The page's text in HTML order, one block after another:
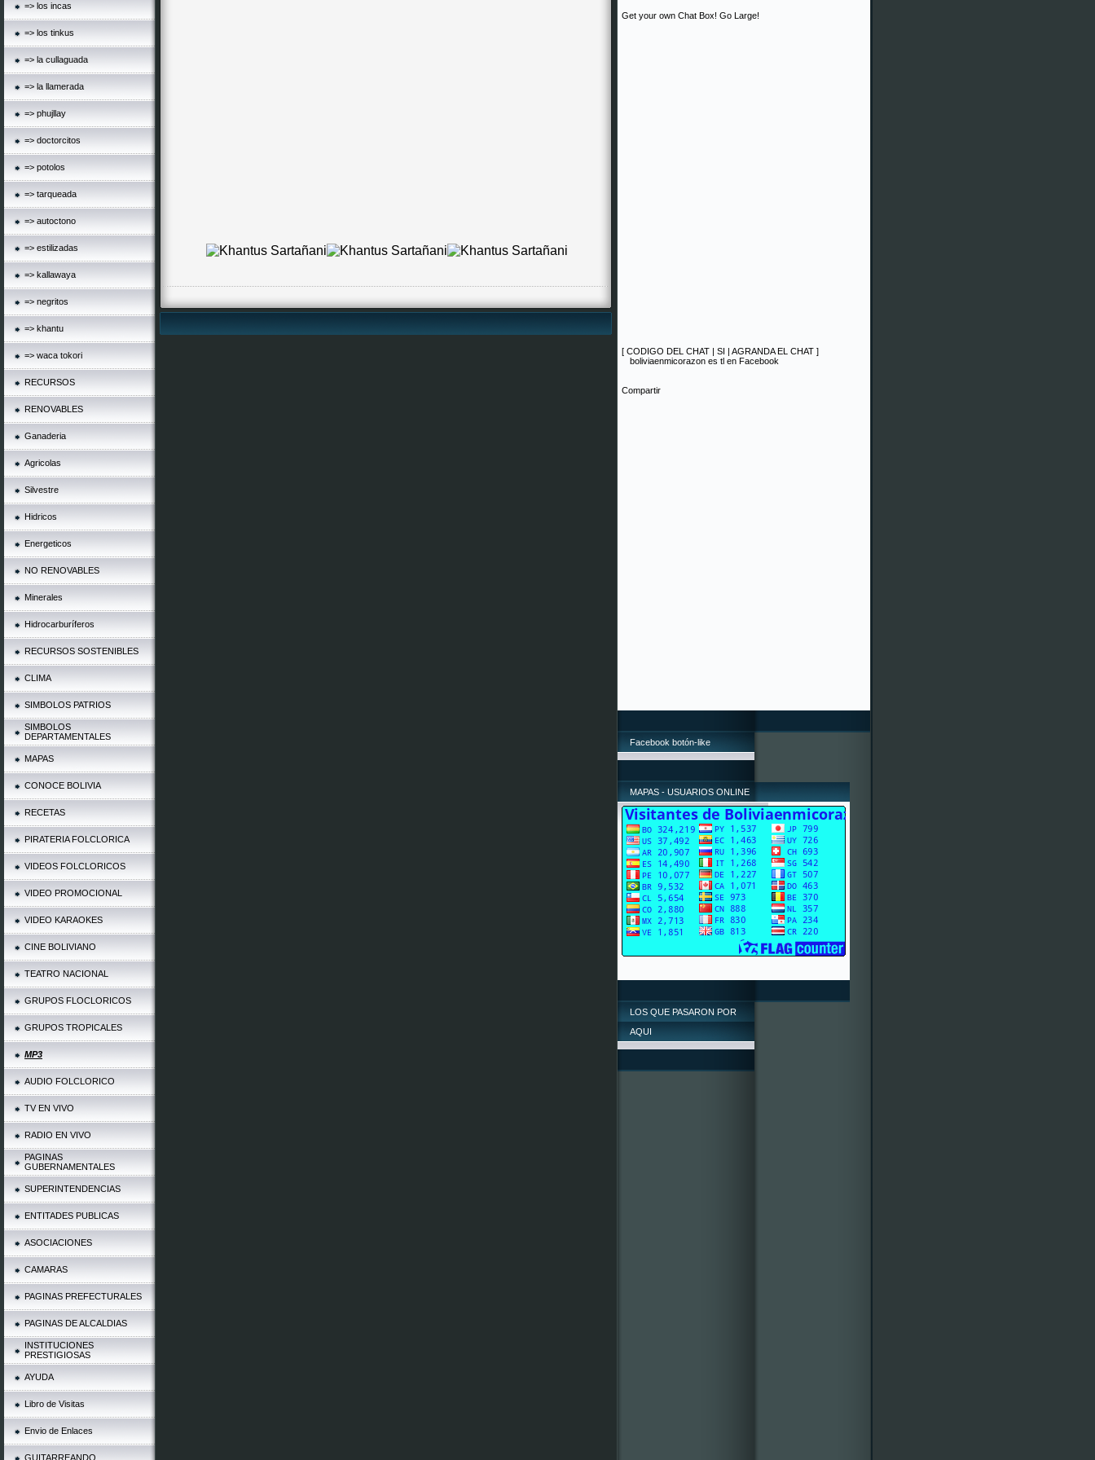
=> los incas
=> los tinkus
=> la cullaguada
=> la llamerada
=> phujllay
=> doctorcitos
=> potolos
=> tarqueada
=> autoctono
=> estilizadas
=> kallawaya
=> negritos
=> khantu
=> waca tokori
RECURSOS
RENOVABLES
Ganaderia
Agricolas
Silvestre
Hidricos
Energeticos
NO RENOVABLES
Minerales
Hidrocarburíferos
RECURSOS SOSTENIBLES
CLIMA
SIMBOLOS PATRIOS
SIMBOLOS
DEPARTAMENTALES
MAPAS
CONOCE BOLIVIA
RECETAS
PIRATERIA FOLCLORICA
VIDEOS FOLCLORICOS
VIDEO PROMOCIONAL
VIDEO KARAOKES
CINE BOLIVIANO
TEATRO NACIONAL
GRUPOS FLOCLORICOS
GRUPOS TROPICALES
MP3
AUDIO FOLCLORICO
TV EN VIVO
RADIO EN VIVO
PAGINAS
GUBERNAMENTALES
SUPERINTENDENCIAS
ENTITADES PUBLICAS
ASOCIACIONES
CAMARAS
PAGINAS PREFECTURALES
PAGINAS DE ALCALDIAS
INSTITUCIONES
PRESTIGIOSAS
AYUDA
Libro de Visitas
Envio de Enlaces
GUITARREANDO
Get your own Chat Box! Go Large!
[ CODIGO DEL CHAT | SI | AGRANDA EL CHAT ]
boliviaenmicorazon es tl en Facebook
Compartir
Facebook botón-like
MAPAS - USUARIOS ONLINE
LOS QUE PASARON POR
AQUI